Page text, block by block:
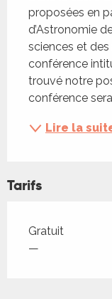
proposées en
d’Astronomie
sciences et des
conférence
trouvé notre
conférence sera
Lire la
Tarifs
Tarifs 2026
Gratuit
—